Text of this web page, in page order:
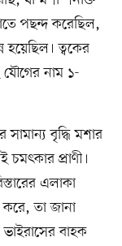
পছন্দ করেছিল,
হয়েছিল। ত্বকের
নাম ১-
বৃদ্ধি মশার
চমৎকার প্রাণী।
এলাকা
করে, তা জানা
বাহক